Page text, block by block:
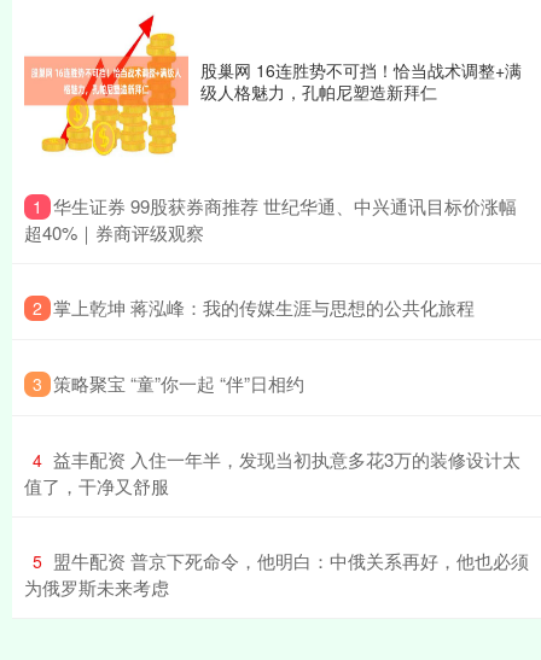
股巢网 16连胜势不可挡！恰当战术调整+满
级人格魅力，孔帕尼塑造新拜仁
1 ​华生证券 99股获券商推荐 世纪华通、中兴通讯目标价涨幅
超40%｜券商评级观察
2 ​掌上乾坤 蒋泓峰：我的传媒生涯与思想的公共化旅程
3 ​策略聚宝 “童”你一起 “伴”日相约
4 ​益丰配资 入住一年半，发现当初执意多花3万的装修设计太
值了，干净又舒服
5 ​盟牛配资 普京下死命令，他明白：中俄关系再好，他也必须
为俄罗斯未来考虑